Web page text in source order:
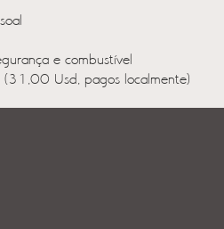
e combustível
(31,00 Usd, pagos localmente)